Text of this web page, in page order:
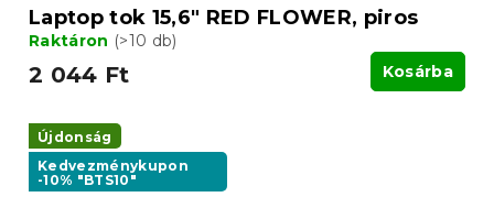
Laptop tok 15,6" RED FLOWER, piros
Raktáron (>10 db)
2 044 Ft Kosárba
Újdonság
Kedvezménykupon
-10% "BTS10"